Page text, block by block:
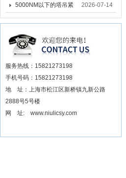
准可调力矩扳手品牌
吊装专用
5000NM以下的塔吊紧
固大扭力电动扳手 塔机
安装电动扳手厂家
2026-07-14
服务热线：15821273198
手机号码：15821273198
地 址：上海市松江区新桥镇九新公路
2888号5号楼
网 址: www.niulicsy.com